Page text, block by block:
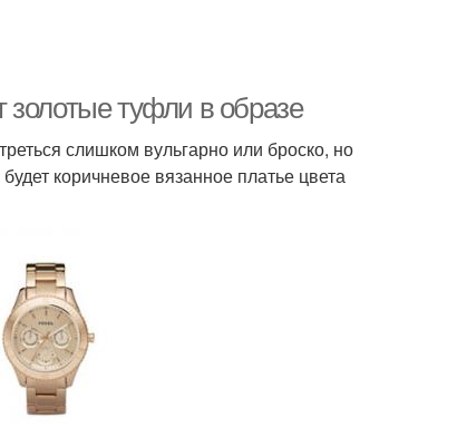
золотые туфли в образе
слишком вульгарно или броско, но
коричневое вязанное платье цвета